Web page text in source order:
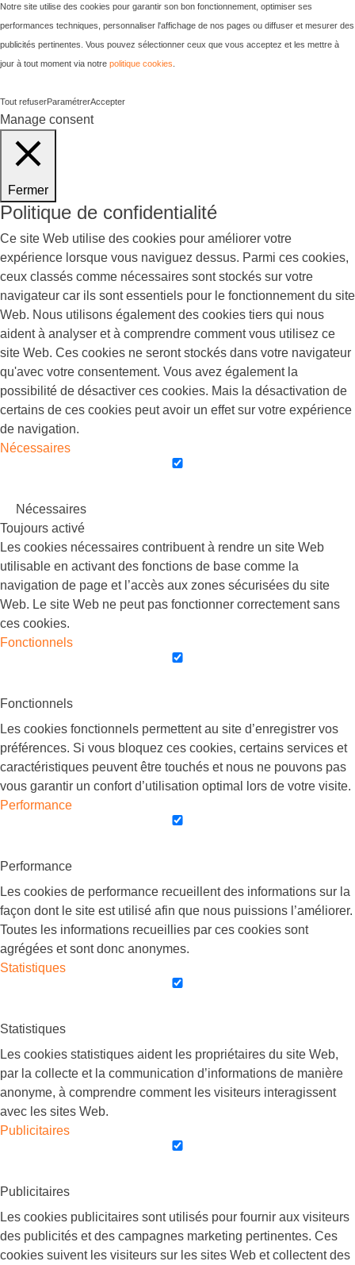
Notre site utilise des cookies pour garantir son bon fonctionnement, optimiser ses
performances techniques, personnaliser l'affichage de nos pages ou diffuser et mesurer des
publicités pertinentes. Vous pouvez sélectionner ceux que vous acceptez et les mettre à
jour à tout moment via notre politique cookies
Tout refuserParamétrerAccepter
Manage consent
Fermer
Politique de confidentialité
Ce site Web utilise des cookies pour améliorer votre
expérience lorsque vous naviguez dessus. Parmi ces cookies,
ceux classés comme nécessaires sont stockés sur votre
navigateur car ils sont essentiels pour le fonctionnement du site
Web. Nous utilisons également des cookies tiers qui nous
aident à analyser et à comprendre comment vous utilisez ce
site Web. Ces cookies ne seront stockés dans votre navigateur
qu'avec votre consentement. Vous avez également la
possibilité de désactiver ces cookies. Mais la désactivation de
certains de ces cookies peut avoir un effet sur votre expérience
de navigation.
Nécessaires
Nécessaires
Toujours activé
Les cookies nécessaires contribuent à rendre un site Web
utilisable en activant des fonctions de base comme la
navigation de page et l’accès aux zones sécurisées du site
Web. Le site Web ne peut pas fonctionner correctement sans
ces cookies.
Fonctionnels
Fonctionnels
Les cookies fonctionnels permettent au site d’enregistrer vos
préférences. Si vous bloquez ces cookies, certains services et
caractéristiques peuvent être touchés et nous ne pouvons pas
vous garantir un confort d’utilisation optimal lors de votre visite.
Performance
Performance
Les cookies de performance recueillent des informations sur la
façon dont le site est utilisé afin que nous puissions l’améliorer.
Toutes les informations recueillies par ces cookies sont
agrégées et sont donc anonymes.
Statistiques
Statistiques
Les cookies statistiques aident les propriétaires du site Web,
par la collecte et la communication d’informations de manière
anonyme, à comprendre comment les visiteurs interagissent
avec les sites Web.
Publicitaires
Publicitaires
Les cookies publicitaires sont utilisés pour fournir aux visiteurs
des publicités et des campagnes marketing pertinentes. Ces
cookies suivent les visiteurs sur les sites Web et collectent des